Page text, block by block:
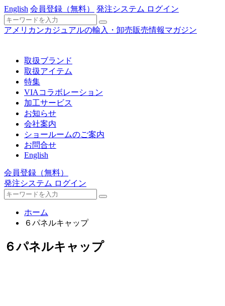
English 会員登録 （無料） 発注システム ログイン
アメリカンカジュアルの輸入・卸売販売情報マガジン
取扱ブランド
取扱アイテム
特集
VIAコラボレーション
加工サービス
お知らせ
会社案内
ショールームのご案内
お問合せ
English
会員登録 （無料）
発注システム ログイン
ホーム
６パネルキャップ
６パネルキャップ